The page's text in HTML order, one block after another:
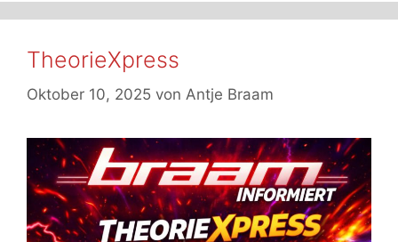
TheorieXpress
Oktober 10, 2025 von Antje Braam